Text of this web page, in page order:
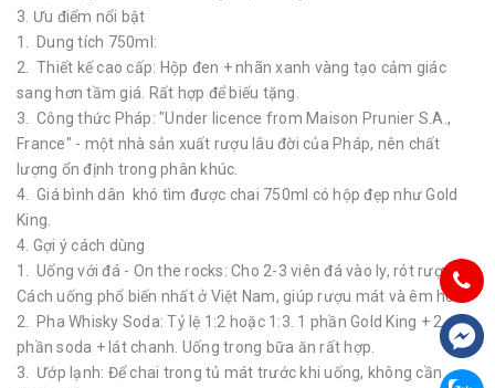
3. Ưu điểm nổi bật
1. Dung tích 750ml:
2. Thiết kế cao cấp: Hộp đen + nhãn xanh vàng tạo cảm giác
sang hơn tầm giá. Rất hợp để biếu tặng.
3. Công thức Pháp: "Under licence from Maison Prunier S.A.,
France" - một nhà sản xuất rượu lâu đời của Pháp, nên chất
lượng ổn định trong phân khúc.
4. Giá bình dân khó tìm được chai 750ml có hộp đẹp như Gold
King.
4. Gợi ý cách dùng
1. Uống với đá - On the rocks: Cho 2-3 viên đá vào ly, rót rượu.
Cách uống phổ biến nhất ở Việt Nam, giúp rượu mát và êm hơn.
2. Pha Whisky Soda: Tỷ lệ 1:2 hoặc 1:3. 1 phần Gold King + 2
phần soda + lát chanh. Uống trong bữa ăn rất hợp.
3. Ướp lạnh: Để chai trong tủ mát trước khi uống, không cần